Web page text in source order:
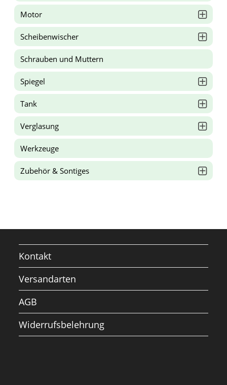
Motor
Scheibenwischer
Schrauben und Muttern
Spiegel
Tank
Verglasung
Werkzeuge
Zubehör & Sontiges
Kontakt
Versandarten
AGB
Widerrufsbelehrung